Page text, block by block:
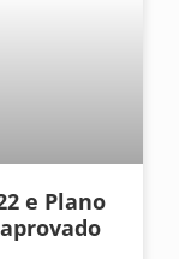
e Plano